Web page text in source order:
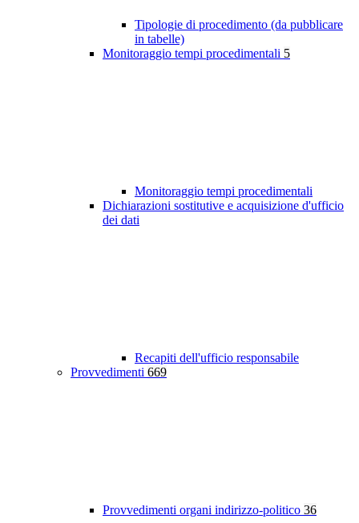
Tipologie di procedimento (da pubblicare
in tabelle)
Monitoraggio tempi procedimentali 5
Monitoraggio tempi procedimentali
Dichiarazioni sostitutive e acquisizione d'ufficio
dei dati
Recapiti dell'ufficio responsabile
Provvedimenti 669
Provvedimenti organi indirizzo-politico 36